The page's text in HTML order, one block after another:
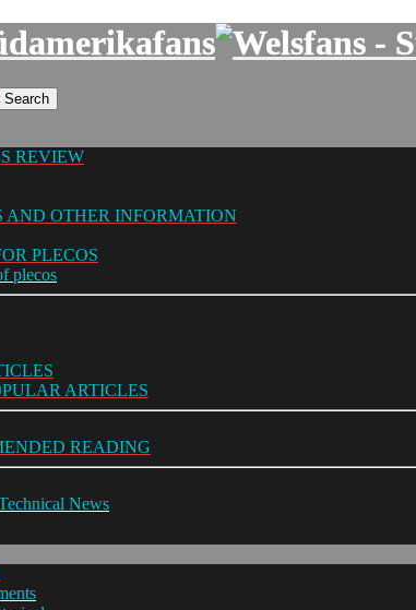
Search
REVIEW
AND OTHER INFORMATION
PLECOS
plecos
ARTICLES
READING
News